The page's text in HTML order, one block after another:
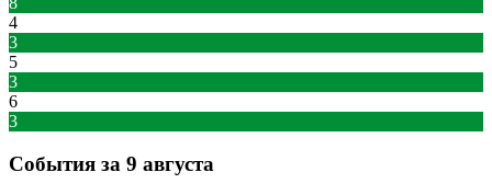
4
3
5
3
6
3
События за 9 августа